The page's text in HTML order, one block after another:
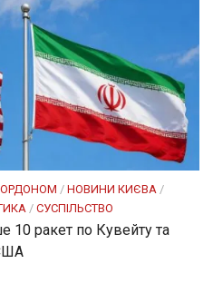
/ НОВИНИ КИЄВА /
/ СУСПІЛЬСТВО
10 ракет по Кувейту та